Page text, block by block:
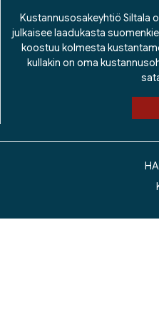
Kustannusosakeyhtiö Siltala
julkaisee laadukasta
koostuu kolmesta
kullakin on oma